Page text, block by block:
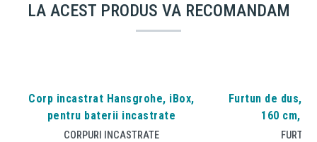
LA ACEST PRODUS VA RECOMANDAM
Corp incastrat Hansgrohe, iBox,
pentru baterii incastrate
CORPURI INCASTRATE
Furtun de dus,
160 cm,